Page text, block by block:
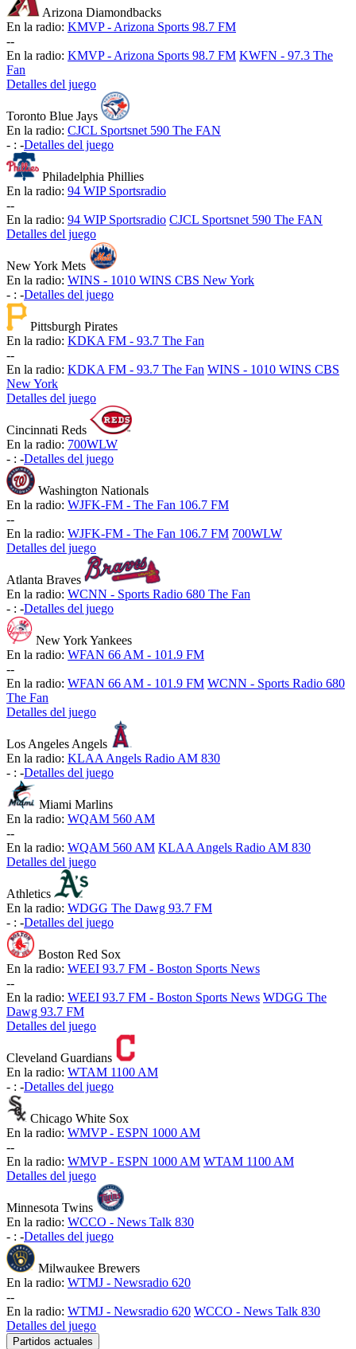
Arizona Diamondbacks
En la radio: KMVP - Arizona Sports 98.7 FM
--
En la radio: KMVP - Arizona Sports 98.7 FM KWFN - 97.3 The
Fan
Detalles del juego
Toronto Blue Jays
En la radio: CJCL Sportsnet 590 The FAN
- : -Detalles del juego
Philadelphia Phillies
En la radio: 94 WIP Sportsradio
--
En la radio: 94 WIP Sportsradio CJCL Sportsnet 590 The FAN
Detalles del juego
New York Mets
En la radio: WINS - 1010 WINS CBS New York
- : -Detalles del juego
Pittsburgh Pirates
En la radio: KDKA FM - 93.7 The Fan
--
En la radio: KDKA FM - 93.7 The Fan WINS - 1010 WINS CBS
New York
Detalles del juego
Cincinnati Reds
En la radio: 700WLW
- : -Detalles del juego
Washington Nationals
En la radio: WJFK-FM - The Fan 106.7 FM
--
En la radio: WJFK-FM - The Fan 106.7 FM 700WLW
Detalles del juego
Atlanta Braves
En la radio: WCNN - Sports Radio 680 The Fan
- : -Detalles del juego
New York Yankees
En la radio: WFAN 66 AM - 101.9 FM
--
En la radio: WFAN 66 AM - 101.9 FM WCNN - Sports Radio 680
The Fan
Detalles del juego
Los Angeles Angels
En la radio: KLAA Angels Radio AM 830
- : -Detalles del juego
Miami Marlins
En la radio: WQAM 560 AM
--
En la radio: WQAM 560 AM KLAA Angels Radio AM 830
Detalles del juego
Athletics
En la radio: WDGG The Dawg 93.7 FM
- : -Detalles del juego
Boston Red Sox
En la radio: WEEI 93.7 FM - Boston Sports News
--
En la radio: WEEI 93.7 FM - Boston Sports News WDGG The
Dawg 93.7 FM
Detalles del juego
Cleveland Guardians
En la radio: WTAM 1100 AM
- : -Detalles del juego
Chicago White Sox
En la radio: WMVP - ESPN 1000 AM
--
En la radio: WMVP - ESPN 1000 AM WTAM 1100 AM
Detalles del juego
Minnesota Twins
En la radio: WCCO - News Talk 830
- : -Detalles del juego
Milwaukee Brewers
En la radio: WTMJ - Newsradio 620
--
En la radio: WTMJ - Newsradio 620 WCCO - News Talk 830
Detalles del juego
Partidos actuales